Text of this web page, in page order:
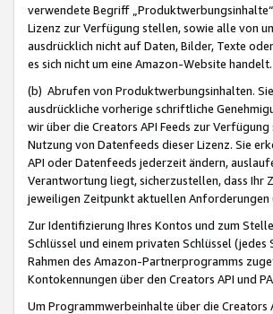
verwendete Begriff
Lizenz zur Verfügung stellen, sowie alle von
ausdrücklich nicht auf Daten, Bilder, Texte
es sich nicht um eine Amazon-Website handelt.
(b) Abrufen von Produktwerbungsinhalten.
ausdrückliche vorherige schriftliche
wir über die Creators API Feeds zur
Nutzung von Datenfeeds dieser Lizenz. Sie
API oder Datenfeeds jederzeit ändern,
Verantwortung liegt, sicherzustellen, dass Ihr
jeweiligen Zeitpunkt aktuellen
Zur Identifizierung Ihres Kontos und zum
Schlüssel und einem privaten Schlüssel
Rahmen des Amazon-Partnerprogramms
Kontokennungen über den Creators API und
Um Programmwerbeinhalte über die Creators